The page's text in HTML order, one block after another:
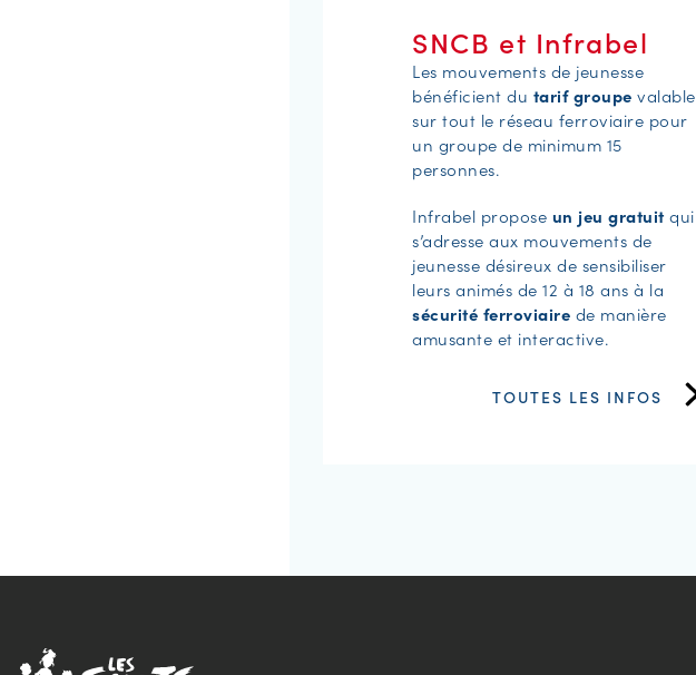
SNCB et Infrabel
Les mouvements de jeunesse
bénéficient du tarif groupe valable
sur tout le réseau ferroviaire pour
un groupe de minimum 15
personnes.
Infrabel propose un jeu gratuitqui
s’adresse aux mouvements de
jeunesse désireux de sensibiliser
leurs animés de 12 à 18 ans à la
sécurité ferroviaire de manière
amusante et interactive.
TOUTES LES INFOS